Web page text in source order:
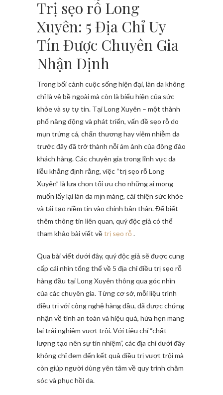
Trị sẹo rỗ Long
Xuyên: 5 Địa Chỉ Uy
Tín Được Chuyên Gia
Nhận Định
Trong bối cảnh cuộc sống hiện đại, làn da không
chỉ là vẻ bề ngoài mà còn là biểu hiện của sức
khỏe và sự tự tin. Tại Long Xuyên – một thành
phố năng động và phát triển, vấn đề sẹo rỗ do
mụn trứng cá, chấn thương hay viêm nhiễm da
trước đây đã trở thành nỗi ám ảnh của đông đảo
khách hàng. Các chuyên gia trong lĩnh vực da
liễu khẳng định rằng, việc “trị sẹo rỗ Long
Xuyên” là lựa chọn tối ưu cho những ai mong
muốn lấy lại làn da mịn màng, cải thiện sức khỏe
và tái tạo niềm tin vào chính bản thân. Để biết
thêm thông tin liên quan, quý độc giả có thể
tham khảo bài viết vềtrị sẹo rỗ.
Qua bài viết dưới đây, quý độc giả sẽ được cung
cấp cái nhìn tổng thể về 5 địa chỉ điều trị sẹo rỗ
hàng đầu tại Long Xuyên thông qua góc nhìn
của các chuyên gia. Từng cơ sở, mỗi liệu trình
điều trị với công nghệ hàng đầu, đã được chứng
nhận về tính an toàn và hiệu quả, hứa hẹn mang
lại trải nghiệm vượt trội. Với tiêu chí “chất
lượng tạo nên sự tín nhiệm”, các địa chỉ dưới đây
không chỉ đem đến kết quả điều trị vượt trội mà
còn giúp người dùng yên tâm về quy trình chăm
sóc và phục hồi da.